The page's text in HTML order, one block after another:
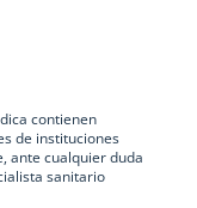
contienen
de instituciones
ante cualquier duda
sanitario